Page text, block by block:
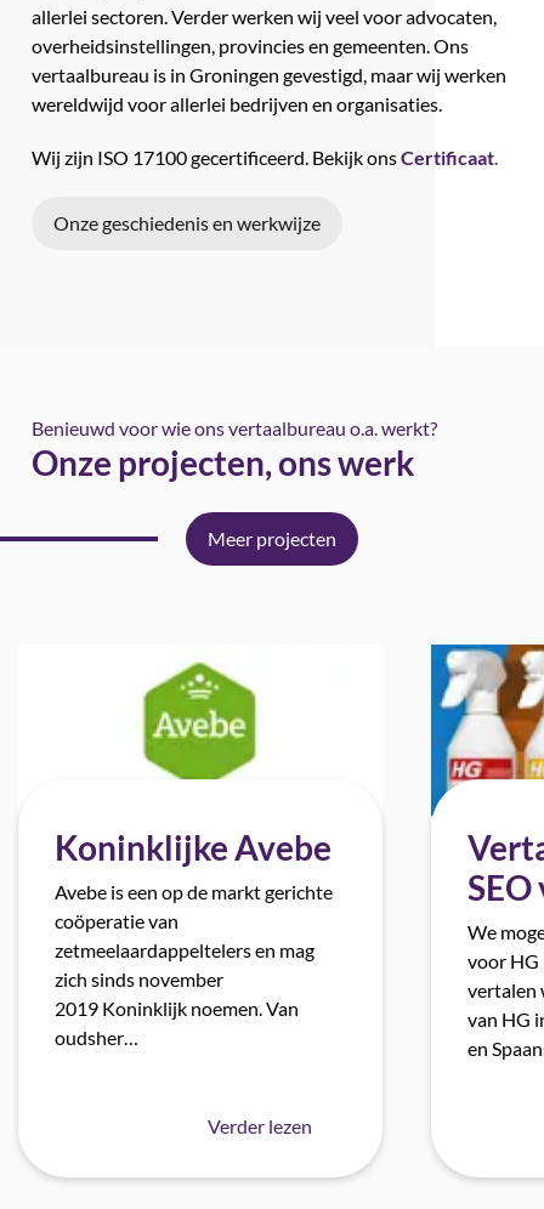
allerlei sectoren. Verder werken wij veel voor advocaten,
overheidsinstellingen, provincies en gemeenten. Ons
vertaalbureau is in Groningen gevestigd, maar wij werken
wereldwijd voor allerlei bedrijven en organisaties.
Wij zijn ISO 17100 gecertificeerd. Bekijk onsCertificaat.
Onze geschiedenis en werkwijze
Benieuwd voor wie ons vertaalbureau o.a. werkt?
Onze projecten, ons werk
Meer projecten
Koninklijke Avebe
Avebe is een op de markt gerichte
coöperatie van
zetmeelaardappeltelers en mag
zich sinds november
2019 Koninklijk noemen. Van
oudsher…
Verder lezen
We
voor HG
vertalen
van HG
en